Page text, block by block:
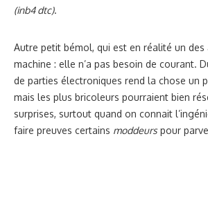
(inb4 dtc).
Autre petit bémol, qui est en réalité un des
machine : elle n’a pas besoin de courant.
de parties électroniques rend la chose un
mais les plus bricoleurs pourraient bien
surprises, surtout quand on connait
faire preuves certains moddeurs pour